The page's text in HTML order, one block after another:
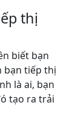
thị
biết bạn
bạn tiếp thị
là ai, bạn
tạo ra trải